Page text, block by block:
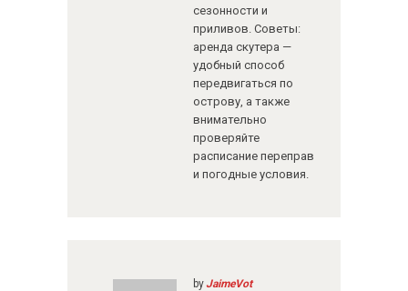
сезонности и
приливов. Советы:
аренда скутера —
удобный способ
передвигаться по
острову, а также
внимательно
проверяйте
расписание переправ
и погодные условия.
byJaimeVot